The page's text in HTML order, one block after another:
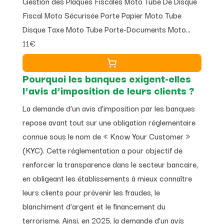
Fiscal Moto Sécurisée Porte Papier Moto Tube
Disque Taxe Moto Tube Porte-Documents Moto
Tube Unique en Acier Inoxydable
11€
Pourquoi les banques exigent-elles
l’avis d’imposition de leurs clients ?
La demande d’un avis d’imposition par les banques
repose avant tout sur une obligation réglementaire
connue sous le nom de « Know Your Customer »
(KYC). Cette réglementation a pour objectif de
renforcer la transparence dans le secteur bancaire,
en obligeant les établissements à mieux connaître
leurs clients pour prévenir les fraudes, le
blanchiment d’argent et le financement du
terrorisme. Ainsi, en 2025, la demande d’un avis